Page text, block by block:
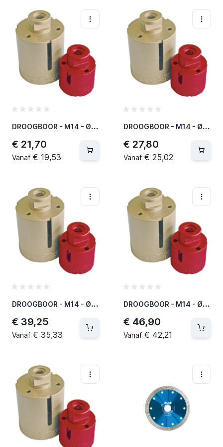
D
ROOGBOOR - M14 - Ø 27 MM / L = 35 MM (2 PER OVERDOOS)
€ 21,70
Vanaf € 19,53
D
ROOGBOOR - M14 - Ø 35 MM / L = 35 MM (2 PER OVERDOOS)
€ 27,80
Vanaf € 25,02
D
ROOGBOOR - M14 - Ø 50 MM / L = 35 MM (2 PER OVERDOOS)
€ 39,25
Vanaf € 35,33
D
ROOGBOOR - M14 - Ø 60 MM / L = 35 MM (2 PER OVERDOOS)
€ 46,90
Vanaf € 42,21